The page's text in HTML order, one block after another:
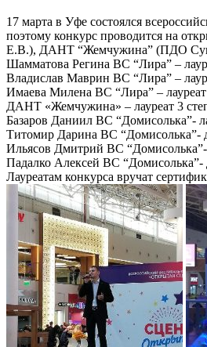
17 марта в Уфе состоялся
поэтому конкурс проводится на
Е.В.), ДАНТ “Жемчужина” (ПДО
Шамматова Регина ВС “Лира” –
Владислав Маврин ВС “Лира” –
Имаева Милена ВС “Лира” – лауреат
ДАНТ «Жемчужина» – лауреат 3
Базаров Даниил ВС “Домисолька”-
Титомир Дарина ВС “Домисолька”-
Ильясов Дмитрий ВС
Падалко Алексей ВС “Домисолька”-
Лауреатам конкурса вручат